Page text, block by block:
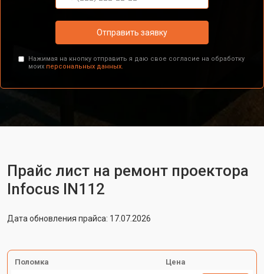
Отправить заявку
Нажимая на кнопку отправить я даю свое согласие на обработку
моих персональных данных.
Прайс лист на ремонт проектора
Infocus IN112
Дата обновления прайса: 17.07.2026
Поломка Цена